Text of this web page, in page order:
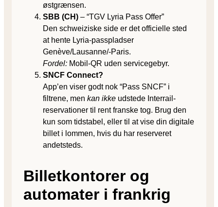
østgrænsen.
SBB (CH) – “TGV Lyria Pass Offer”
Den schweiziske side er det officielle sted
at hente Lyria-passpladser
Genève/Lausanne/-Paris.
Fordel: Mobil-QR uden servicegebyr.
SNCF Connect?
App’en viser godt nok “Pass SNCF” i
filtrene, men kan ikke udstede Interrail-
reservationer til rent franske tog. Brug den
kun som tidstabel, eller til at vise din digitale
billet i lommen, hvis du har reserveret
andetsteds.
Billetkontorer og
automater i frankrig